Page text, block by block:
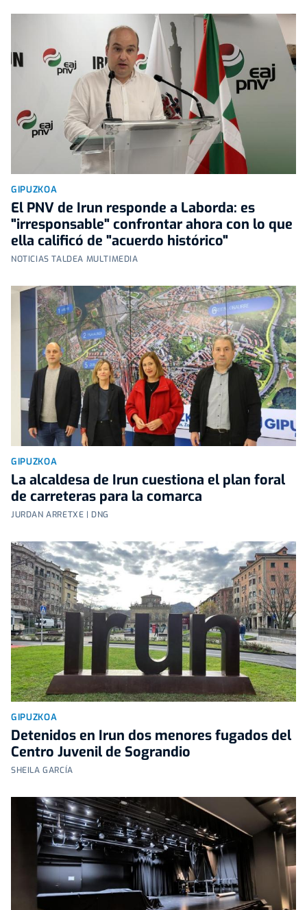
GIPUZKOA
El PNV de Irun responde a Laborda: es
"irresponsable" confrontar ahora con lo que
ella calificó de "acuerdo histórico"
NOTICIAS TALDEA MULTIMEDIA
GIPUZKOA
La alcaldesa de Irun cuestiona el plan foral
de carreteras para la comarca
JURDAN ARRETXE | DNG
GIPUZKOA
Detenidos en Irun dos menores fugados del
Centro Juvenil de Sograndio
SHEILA GARCÍA